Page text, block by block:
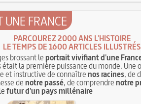
UNE FRANCE
PARCOUREZ 2000 ANS L'HISTOIRE
LE TEMPS DE 1600 ARTICLES ILLUSTRÉS
brossant leportrait vivifiant d'une
était la première puissance du monde. Une
et instructive de connaîtrenos racines, de
denotre passé, de comprendrenotre
futur d'un pays millénaire